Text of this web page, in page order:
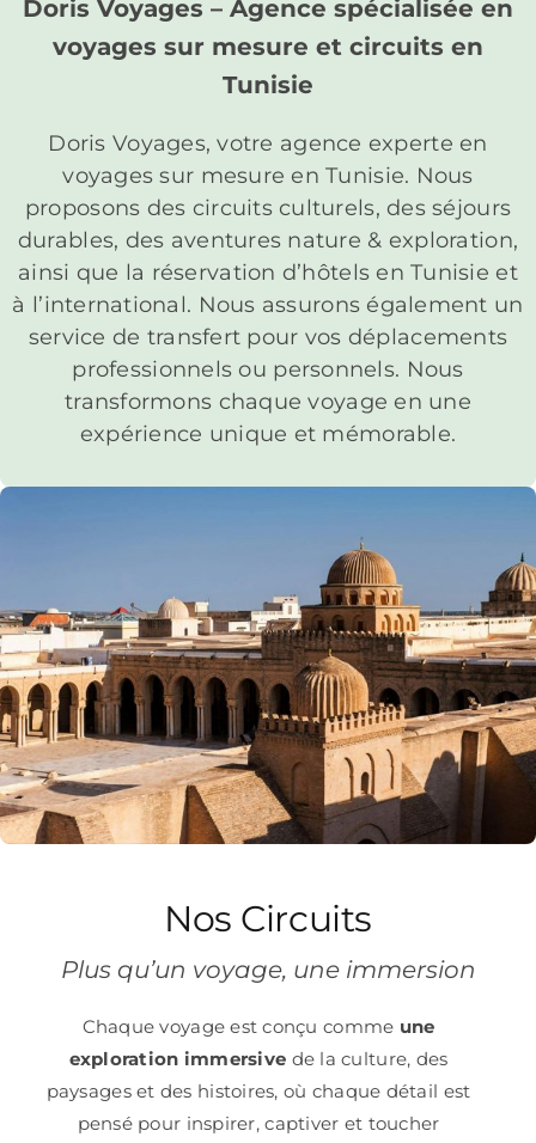
Doris Voyages – Agence spécialisée en
voyages sur mesure et circuits en
Tunisie
Doris Voyages, votre agence experte en
voyages sur mesure en Tunisie. Nous
proposons des circuits culturels, des séjours
durables, des aventures nature & exploration,
ainsi que la réservation d’hôtels en Tunisie et
à l’international. Nous assurons également un
service de transfert pour vos déplacements
professionnels ou personnels. Nous
transformons chaque voyage en une
expérience unique et mémorable.
Nos Circuits
Plus qu’un voyage, une immersion
Chaque voyage est conçu comme une
exploration immersive de la culture, des
paysages et des histoires, où chaque détail est
pensé pour inspirer, captiver et toucher